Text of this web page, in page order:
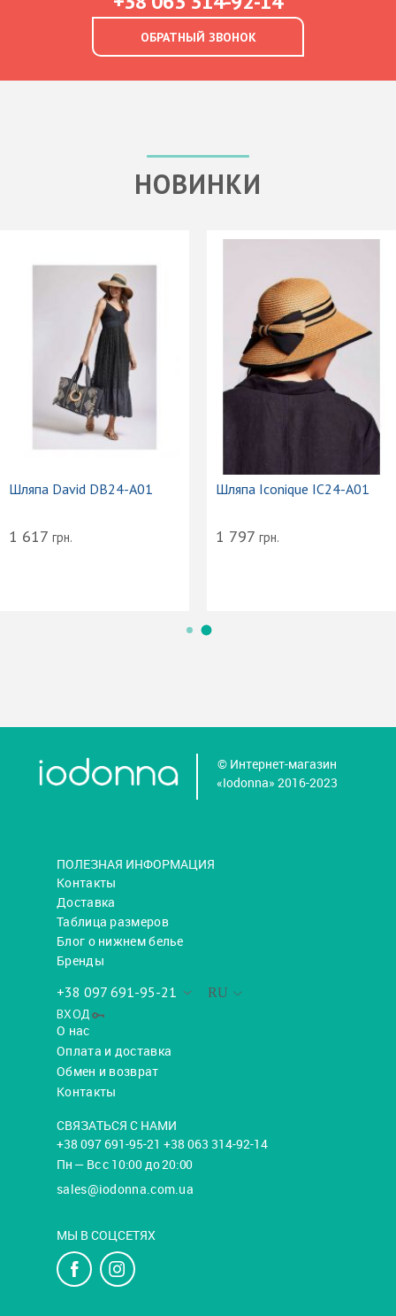
ОБРАТНЫЙ ЗВОНОК
НОВИНКИ
Шляпа David DB24-A01
1 617 грн.
Шляпа Iconique IC24-A01
1 797 грн.
© Интернет-магазин
«Iodonna» 2016-2023
ПОЛЕЗНАЯ ИНФОРМАЦИЯ
Контакты
Доставка
Таблица размеров
Блог о нижнем белье
Бренды
RU
+38 097 691-95-21
ВХОД
О нас
Оплата и доставка
Обмен и возврат
Контакты
СВЯЗАТЬСЯ С НАМИ
+38 097 691-95-21 +38 063 314-92-14
Пн — Вс с 10:00 до 20:00
sales@iodonna.com.ua
МЫ В СОЦСЕТЯХ